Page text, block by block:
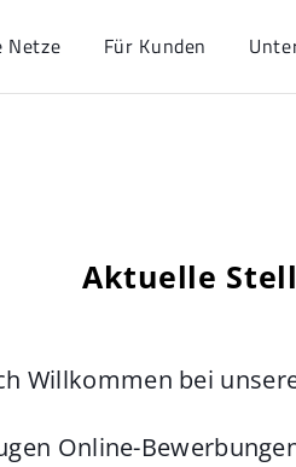
Netze Für Kunden
Aktuelle
Willkommen bei
Online-